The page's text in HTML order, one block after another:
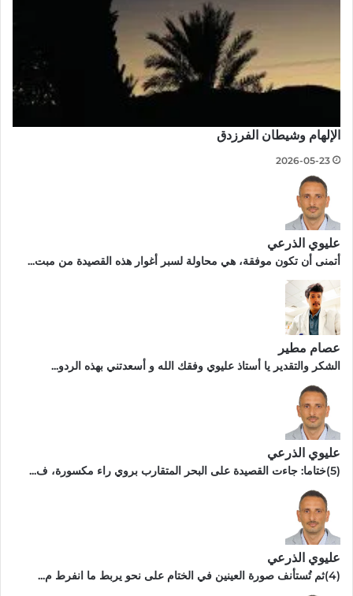
الإلهام وشيطان الفرزدق
2026-05-23
عليوي الذرعي
أتمنى أن تكون موفقة، هي محاولة لسبر أغوار هذه القصيدة من مبت...
عصام مطير
الشكر والتقدير يا أستاذ عليوي وفقك الله و أسعدتني بهذه الردو...
عليوي الذرعي
(5)ختاما: جاءت القصيدة على البحر المتقارب بروي راء مكسورة، ف...
عليوي الذرعي
(4)ثم تُستأنف صورة العينين في الختام على نحو يربط ما انفرط م...